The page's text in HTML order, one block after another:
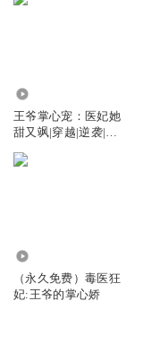
王爷掌心宠：医妃她
甜又飒|穿越|逆袭|甜
（永久免费）毒医狂
妃:王爷的掌心娇